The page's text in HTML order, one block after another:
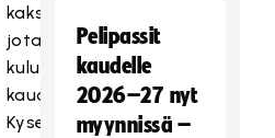
kaksikymmentätuhatta
jotain
kuluvalla
kaudella.
Kyseessä
Pelipassit
kaudelle
2026–27 nyt
myynnissä –